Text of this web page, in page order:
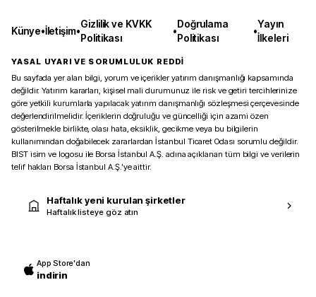
Künye•İletişim•
Gizlilik ve KVKK
Politikası
•
Doğrulama
Politikası
•
Yayın
İlkeleri
YASAL UYARI VE SORUMLULUK REDDİ
Bu sayfada yer alan bilgi, yorum ve içerikler yatırım danışmanlığı kapsamında
değildir. Yatırım kararları, kişisel mali durumunuz ile risk ve getiri tercihlerinize
göre yetkili kurumlarla yapılacak yatırım danışmanlığı sözleşmesi çerçevesinde
değerlendirilmelidir. İçeriklerin doğruluğu ve güncelliği için azami özen
gösterilmekle birlikte, olası hata, eksiklik, gecikme veya bu bilgilerin
kullanımından doğabilecek zararlardan İstanbul Ticaret Odası sorumlu değildir.
BIST isim ve logosu ile Borsa İstanbul A.Ş. adına açıklanan tüm bilgi ve verilerin
telif hakları Borsa İstanbul A.Ş.’ye aittir.
Haftalık yeni kurulan şirketler
Haftalık listeye göz atın
App Store'dan
indirin